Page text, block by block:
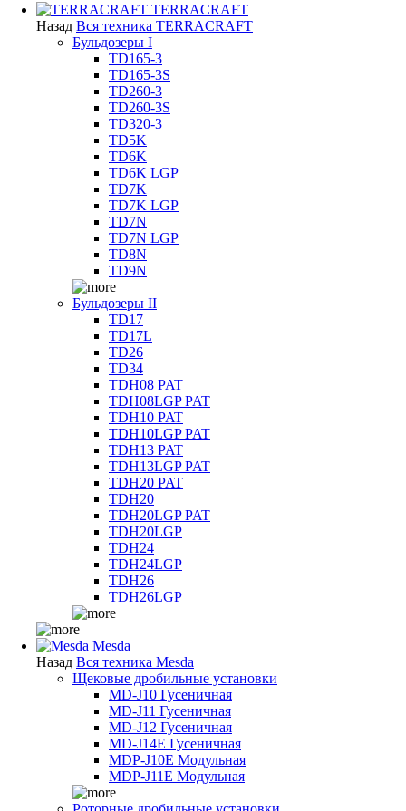
TERRACRAFT
Назад Вся техника TERRACRAFT
Бульдозеры I
TD165-3
TD165-3S
TD260-3
TD260-3S
TD320-3
TD5K
TD6K
TD6K LGP
TD7K
TD7K LGP
TD7N
TD7N LGP
TD8N
TD9N
Бульдозеры II
TD17
TD17L
TD26
TD34
TDH08 PAT
TDH08LGP PAT
TDH10 PAT
TDH10LGP PAT
TDH13 PAT
TDH13LGP PAT
TDH20 PAT
TDH20
TDH20LGP PAT
TDH20LGP
TDH24
TDH24LGP
TDH26
TDH26LGP
Mesda
Назад Вся техника Mesda
Щековые дробильные установки
MD-J10 Гусеничная
MD-J11 Гусеничная
MD-J12 Гусеничная
MD-J14E Гусеничная
MDP-J10E Модульная
MDP-J11E Модульная